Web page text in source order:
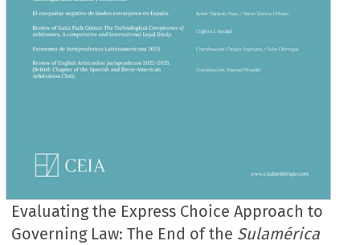
Evaluating the Express Choice Approach to
Governing Law: The End of the Sulamérica